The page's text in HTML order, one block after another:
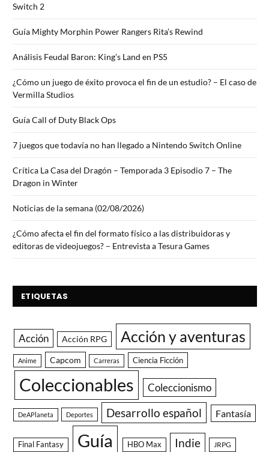
Switch 2
Guía Mighty Morphin Power Rangers Rita’s Rewind
Análisis Feudal Baron: King’s Land en PS5
¿Cómo un juego de éxito provoca el fin de un estudio? – El caso de
Vermilla Studios
Guía Call of Duty Black Ops
7 juegos que todavía no han llegado a Nintendo Switch Online
Crítica La Casa del Dragón – Temporada 3 Episodio 7 – The
Dragon in Winter
Noticias de la semana (02/08/2026)
¿Cómo afecta el fin del formato físico a las distribuidoras y
editoras de videojuegos? – Entrevista a Tesura Games
ETIQUETAS
Acción Acción RPG Acción y aventuras
Anime Capcom Carreras Ciencia Ficción
Coleccionables Coleccionismo
DeAPlaneta Deportes Desarrollo español Fantasía
Final Fantasy Guía HBO Max Indie JRPG